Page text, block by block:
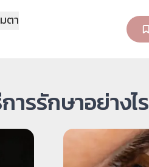
ตา
ารรักษาอย่างไร​